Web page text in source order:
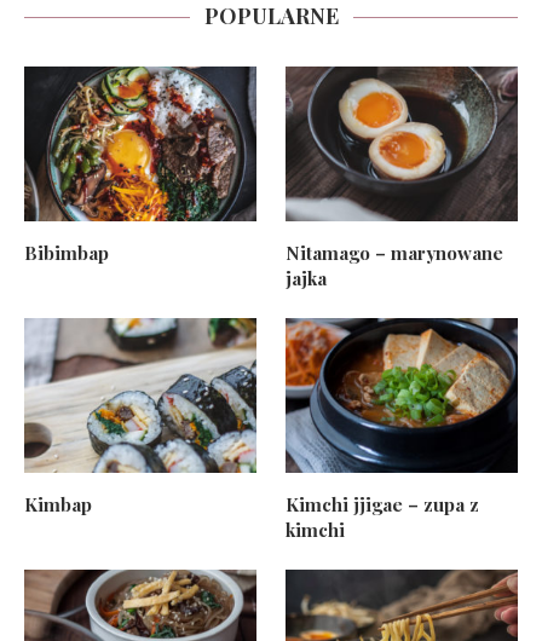
POPULARNE
Bibimbap
Nitamago – marynowane
jajka
Kimbap
Kimchi jjigae – zupa z
kimchi